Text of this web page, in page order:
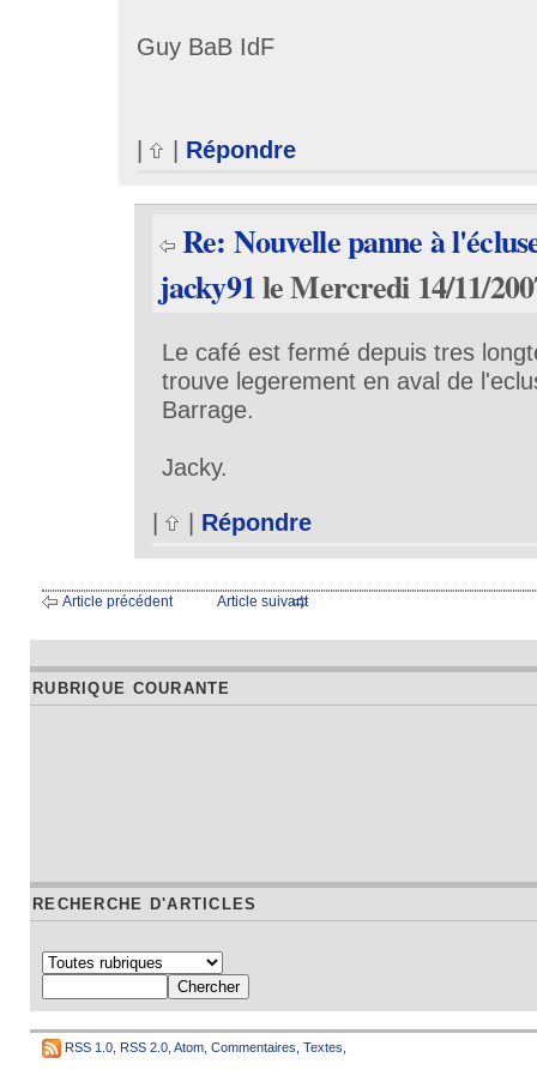
Guy BaB IdF
Répondre
Re: Nouvelle panne à
jacky91le Mercredi 14/11/
Le café est fermé depuis tres
trouve legerement en aval de
Barrage.
Jacky.
| | Répondre
Article précédent Article suivant
RUBRIQUE COURANTE
RECHERCHE D'ARTICLES
RSS 1.0 RSS 2.0 Atom Commentaires Textes